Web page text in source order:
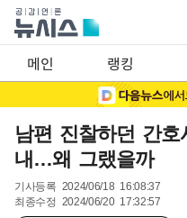
메인 랭킹
남편 진찰하던 간
내…왜 그랬을까
기사등록 2024/06/18 16:08:37
최종수정 2024/06/20 17:32:57